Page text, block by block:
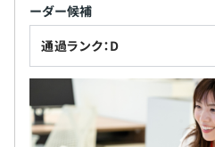
ーダー候補
通過ランク：D